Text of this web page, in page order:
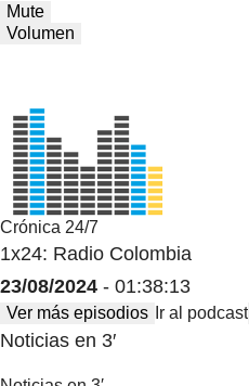
Mute
Volumen
Crónica 24/7
1x24: Radio Colombia
23/08/2024 - 01:38:13
Ver más episodios Ir al podcast
Noticias en 3′